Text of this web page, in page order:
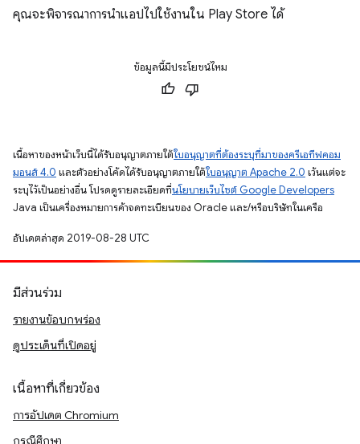
คุณจะพิจารณาการนำแอปไปใช้งานใน Play Store ได้
ข้อมูลนี้มีประโยชน์ไหม
เนื้อหาของหน้าเว็บนี้ได้รับอนุญาตภายใต้ใบอนุญาตที่ต้องระบุที่มาของครีเอทีฟคอม
มอนส์ 4.0 และตัวอย่างโค้ดได้รับอนุญาตภายใต้ใบอนุญาต Apache 2.0 เว้นแต่จะ
ระบุไว้เป็นอย่างอื่น โปรดดูรายละเอียดที่นโยบายเว็บไซต์ Google Developers
Java เป็นเครื่องหมายการค้าจดทะเบียนของ Oracle และ/หรือบริษัทในเครือ
อัปเดตล่าสุด 2019-08-28 UTC
มีส่วนร่วม
รายงานข้อบกพร่อง
ดูประเด็นที่เปิดอยู่
เนื้อหาที่เกี่ยวข้อง
การอัปเดต Chromium
กรณีศึกษา